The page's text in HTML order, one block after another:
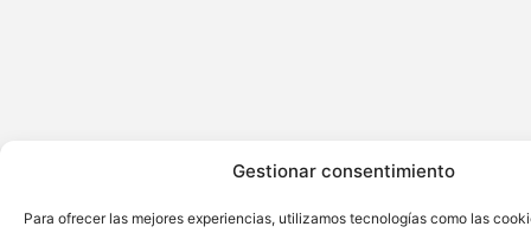
Gestionar consentimiento
Para ofrecer las mejores experiencias, utilizamos tecnologías como las